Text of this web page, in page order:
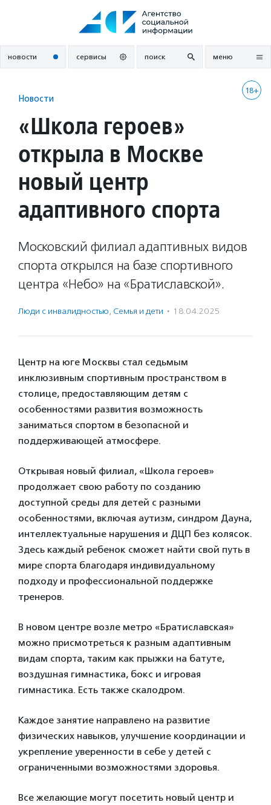
новости сервисы поиск меню
18+
Новости
«Школа героев»
открыла в Москве
новый центр
адаптивного спорта
Московский филиал адаптивных видов
спорта открылся на базе спортивного
центра «Небо» на «Братиславской».
Люди с инвалидностью, Семья и дети · 18.04.2025
Центр на юге Москвы стал седьмым
инклюзивным спортивным пространством в
столице, предоставляющим детям с
особенностями развития возможность
заниматься спортом в безопасной и
поддерживающей атмосфере.⠀
Открывая новый филиал, «Школа героев»
продолжает свою работу по созданию
доступной среды для детей с разными
особенностями, включая аутизм, синдром Дауна,
интеллектуальные нарушения и ДЦП без колясок.
Здесь каждый ребенок сможет найти свой путь в
мире спорта благодаря индивидуальному
подходу и профессиональной поддержке
тренеров.
В новом центре возле метро «Братиславская»
можно присмотреться к разным адаптивным
видам спорта, таким как прыжки на батуте,
воздушная гимнастика, бокс и игровая
гимнастика. Есть также скалодром.
Каждое занятие направлено на развитие
физических навыков, улучшение координации и
укрепление уверенности в себе у детей с
ограниченными возможностями здоровья.
Все желающие могут посетить новый центр и